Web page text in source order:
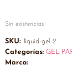
Sin existencias
SKU: liquid-gel-2
Categorías: GEL
Marca: